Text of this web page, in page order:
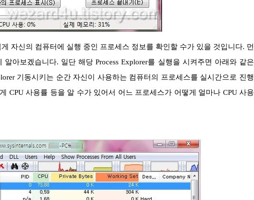
알아보겠습니다. 일단 해당 Process Explorer를 실행을 시켜주면 아래와 같은
기동시키는 순간 자신이 사용하는 컴퓨터의 프로세스를 실시간으로 진행
CPU 사용률 등을 알 수가 있어서 어느 프로세스가 어떻게 얼마나 CPU 사용